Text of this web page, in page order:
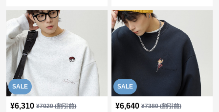
SALE
¥6,310 ¥7020(割引前)
SALE
¥6,640 ¥7380(割引前)